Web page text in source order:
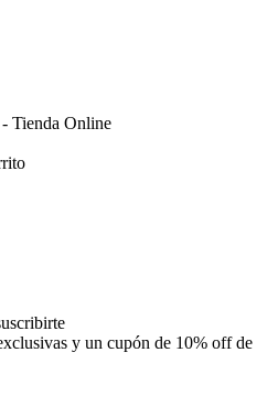
y un cupón de 10% off de